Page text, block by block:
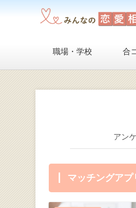
職場・学校 合
アン
マッチングア